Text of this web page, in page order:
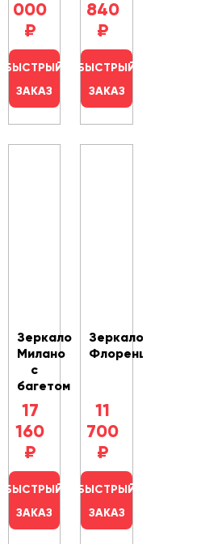
000
₽
БЫСТРЫЙ
ЗАКАЗ
840
₽
БЫСТРЫЙ
ЗАКАЗ
Зеркало
Милано
с
багетом
17
160
₽
БЫСТРЫЙ
ЗАКАЗ
Зеркало
Флоренция
11
700
₽
БЫСТРЫЙ
ЗАКАЗ